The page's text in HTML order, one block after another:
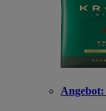
Angebot: